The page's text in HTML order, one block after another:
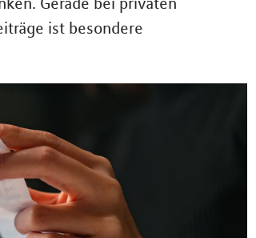
ist besondere